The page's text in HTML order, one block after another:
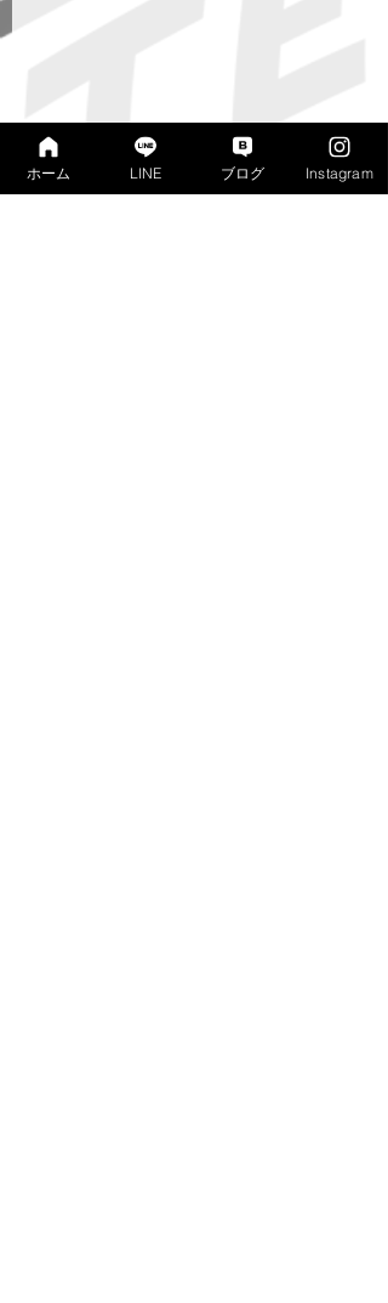
▲　否定文だろうと疑問文だろうと、語
ホーム LINE ブログ Instagram